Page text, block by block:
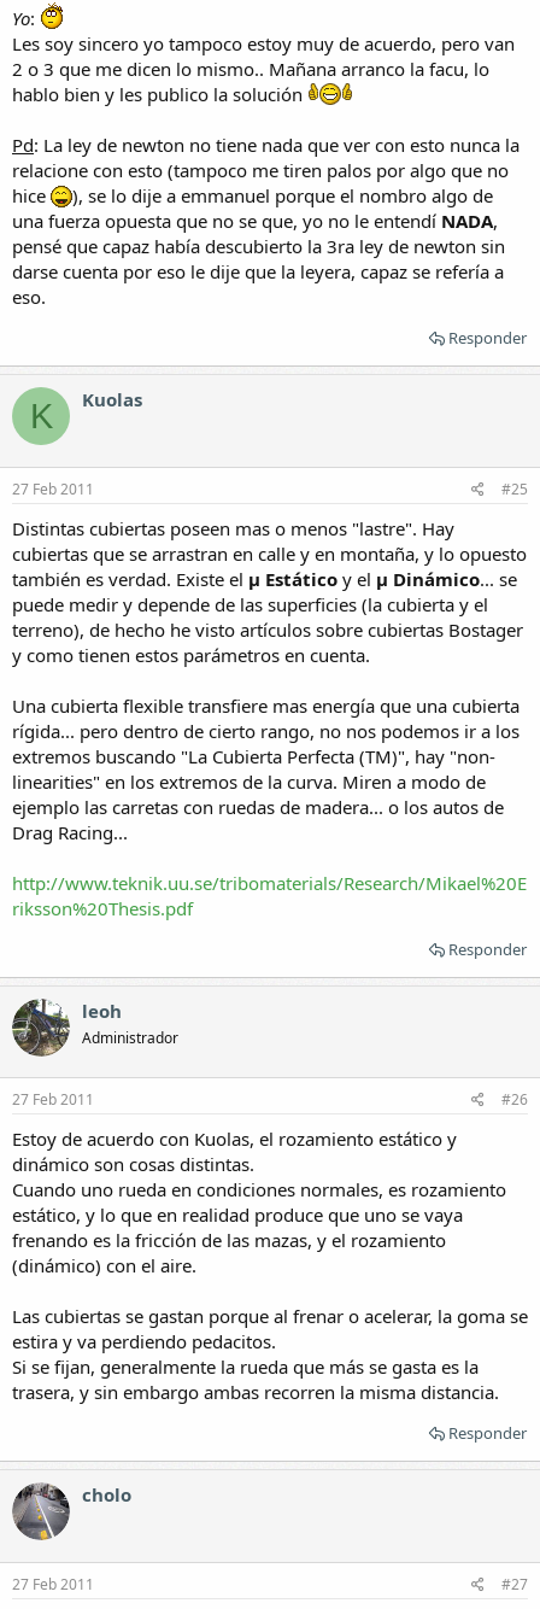
Yo:
Les soy sincero yo tampoco estoy muy de acuerdo, pero van
2 o 3 que me dicen lo mismo.. Mañana arranco la facu, lo
hablo bien y les publico la solución
Pd: La ley de newton no tiene nada que ver con esto nunca la
relacione con esto (tampoco me tiren palos por algo que no
hice
), se lo dije a emmanuel porque el nombro algo de
una fuerza opuesta que no se que, yo no le entendí NADA,
pensé que capaz había descubierto la 3ra ley de newton sin
darse cuenta por eso le dije que la leyera, capaz se refería a
eso.
Responder
K Kuolas
27 Feb 2011 #25
Distintas cubiertas poseen mas o menos "lastre". Hay
cubiertas que se arrastran en calle y en montaña, y lo opuesto
también es verdad. Existe el µ Estático y el µ Dinámico... se
puede medir y depende de las superficies (la cubierta y el
terreno), de hecho he visto artículos sobre cubiertas Bostager
y como tienen estos parámetros en cuenta.
Una cubierta flexible transfiere mas energía que una cubierta
rígida... pero dentro de cierto rango, no nos podemos ir a los
extremos buscando "La Cubierta Perfecta (TM)", hay "non-
linearities" en los extremos de la curva. Miren a modo de
ejemplo las carretas con ruedas de madera... o los autos de
Drag Racing...
http://www.teknik.uu.se/tribomaterials/Research/Mikael%20E
riksson%20Thesis.pdf
Responder
leoh
Administrador
27 Feb 2011 #26
Estoy de acuerdo con Kuolas, el rozamiento estático y
dinámico son cosas distintas.
Cuando uno rueda en condiciones normales, es rozamiento
estático, y lo que en realidad produce que uno se vaya
frenando es la fricción de las mazas, y el rozamiento
(dinámico) con el aire.
Las cubiertas se gastan porque al frenar o acelerar, la goma se
estira y va perdiendo pedacitos.
Si se fijan, generalmente la rueda que más se gasta es la
trasera, y sin embargo ambas recorren la misma distancia.
Responder
cholo
27 Feb 2011 #27